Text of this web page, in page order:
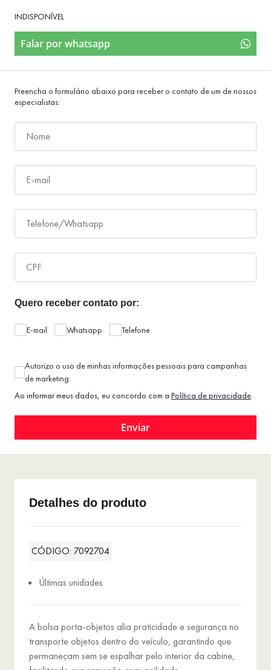
INDISPONÍVEL
Falar por whatsapp
Preencha o formulário abaixo para receber o contato de um de nossos
especialistas:
Quero receber contato por:
E-mail Whatsapp Telefone
Autorizo o uso de minhas informações pessoais para campanhas
de marketing.
Ao informar meus dados, eu concordo com a Política de privacidade.
Detalhes do produto
CÓDIGO: 7092704
Últimas unidades
A bolsa porta-objetos alia praticidade e segurança no
transporte objetos dentro do veículo, garantindo que
permaneçam sem se espalhar pelo interior da cabine,